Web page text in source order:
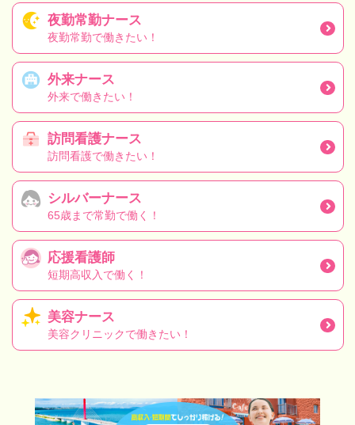
夜勤常勤ナース
夜勤常勤で働きたい！
外来ナース
外来で働きたい！
訪問看護ナース
訪問看護で働きたい！
シルバーナース
65歳まで常勤で働く！
応援看護師
短期高収入で働く！
美容ナース
美容クリニックで働きたい！